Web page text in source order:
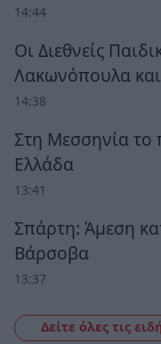
14:44
Οι Διεθνείς
Λακωνόπουλα
14:38
Στη Μεσσηνία
Ελλάδα
13:41
Σπάρτη: Άμεση
Βάρσοβα
13:37
Δείτε όλες τις